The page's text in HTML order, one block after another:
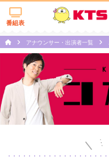
番組表
アナウンサー・出演者一覧